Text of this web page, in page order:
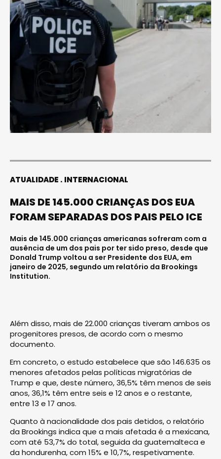
ATUALIDADE INTERNACIONAL
MAIS DE 145.000 CRIANÇAS DOS EUA
FORAM SEPARADAS DOS PAIS PELO ICE
Mais de 145.000 crianças americanas sofreram com a
ausência de um dos pais por ter sido preso, desde que
Donald Trump voltou a ser Presidente dos EUA, em
janeiro de 2025, segundo um relatório da Brookings
Institution.
Além disso, mais de 22.000 crianças tiveram ambos os
progenitores presos, de acordo com o mesmo
documento.
Em concreto, o estudo estabelece que são 146.635 os
menores afetados pelas políticas migratórias de
Trump e que, deste número, 36,5% têm menos de seis
anos, 36,1% têm entre seis e 12 anos e o restante,
entre 13 e 17 anos.
Quanto à nacionalidade dos pais detidos, o relatório
da Brookings indica que a mais afetada é a mexicana,
com até 53,7% do total, seguida da guatemalteca e
da hondurenha, com 15% e 10,7%, respetivamente.